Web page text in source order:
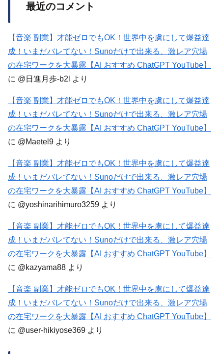
最近のコメント
【音楽 副業】才能ゼロでもOK！世界中を虜にして爆益達
成！いまだバレてない！Sunoだけで出来る、激レア穴場
の在宅ワークを大暴露【AI おすすめ ChatGPT YouTube】
に @日進月歩-b2l より
【音楽 副業】才能ゼロでもOK！世界中を虜にして爆益達
成！いまだバレてない！Sunoだけで出来る、激レア穴場
の在宅ワークを大暴露【AI おすすめ ChatGPT YouTube】
に @Maetel9 より
【音楽 副業】才能ゼロでもOK！世界中を虜にして爆益達
成！いまだバレてない！Sunoだけで出来る、激レア穴場
の在宅ワークを大暴露【AI おすすめ ChatGPT YouTube】
に @yoshinarihimuro3259 より
【音楽 副業】才能ゼロでもOK！世界中を虜にして爆益達
成！いまだバレてない！Sunoだけで出来る、激レア穴場
の在宅ワークを大暴露【AI おすすめ ChatGPT YouTube】
に @kazyama88 より
【音楽 副業】才能ゼロでもOK！世界中を虜にして爆益達
成！いまだバレてない！Sunoだけで出来る、激レア穴場
の在宅ワークを大暴露【AI おすすめ ChatGPT YouTube】
に @user-hikiyose369 より